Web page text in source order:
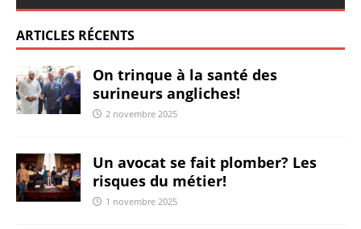
ARTICLES RÉCENTS
On trinque à la santé des
surineurs angliches!
2 novembre 2025
Un avocat se fait plomber? Les
risques du métier!
1 novembre 2025